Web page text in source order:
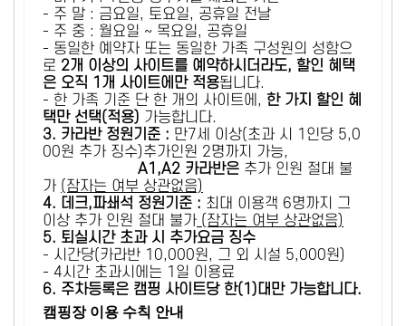
- 주 말 : 금요일, 토요일, 공휴일 전날
- 주 중 : 월요일 ~ 목요일, 공휴일
- 동일한 예약자 또는 동일한 가족 구성원의 성함으
로 2개 이상의 사이트를 예약하시더라도, 할인 혜택
은 오직 1개 사이트에만 적용됩니다.
- 한 가족 기준 단 한 개의 사이트에, 한 가지 할인 혜
택만 선택(적용) 가능합니다.
3. 카라반 정원기준 : 만7세 이상(초과 시 1인당 5,0
00원 추가 징수)추가인원 2명까지 가능,
A1,A2 카라반은 추가 인원 절대 불
가 (잠자는 여부 상관없음)
4. 데크,파쇄석 정원기준 : ​최대 이용객 6명까지 그
이상 추가 인원 절대 불가 (잠자는 여부 상관없음)
5. 퇴실시간 초과 시 추가요금 징수
- 시간당(카라반 10,000원, 그 외 시설 5,000원)
- 4시간 초과시에는 1일 이용료
6. 주차등록은 캠핑 사이트당 한(1)대만 가능합니다.
캠핑장 이용 수칙 안내